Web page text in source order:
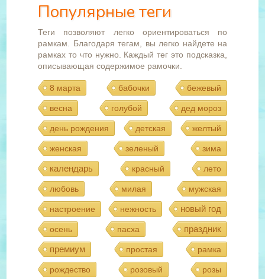
Популярные теги
Теги позволяют легко ориентироваться по
рамкам. Благодаря тегам, вы легко найдете на
рамках то что нужно. Каждый тег это подсказка,
описывающая содержимое рамочки.
8 марта бабочки бежевый
весна голубой дед мороз
день рождения детская желтый
женская зеленый зима
календарь красный лето
любовь милая мужская
настроение нежность новый год
осень пасха
праздник
премиум
простая рамка
рождество розовый розы